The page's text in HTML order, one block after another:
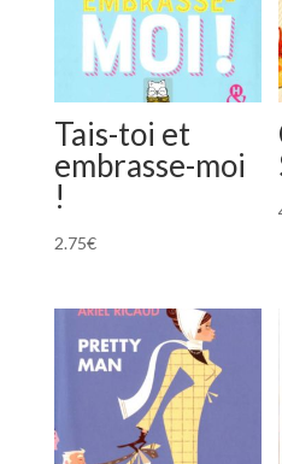
Tais-toi et
embrasse-moi
!
2.75€